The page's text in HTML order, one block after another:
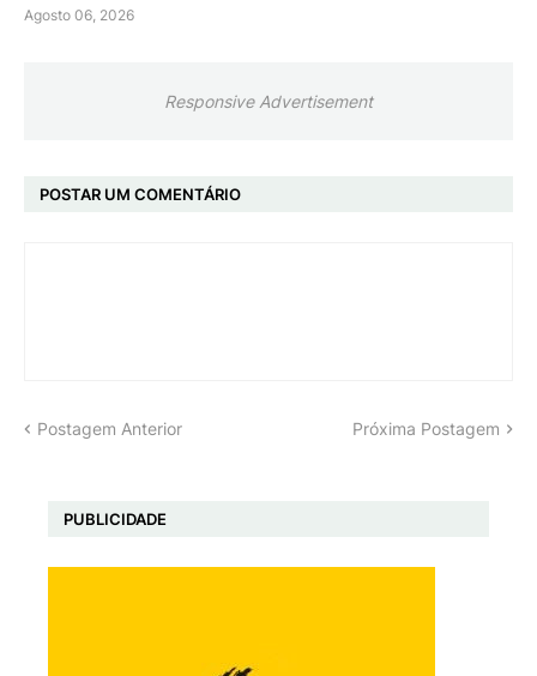
Agosto 06, 2026
Responsive Advertisement
POSTAR UM COMENTÁRIO
Postagem Anterior Próxima Postagem
PUBLICIDADE